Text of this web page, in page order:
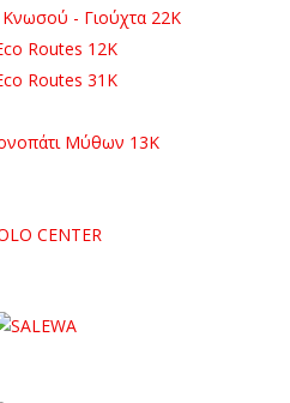
- Γιούχτα 22Κ
Routes 12K
Routes 31K
Μύθων 13Κ